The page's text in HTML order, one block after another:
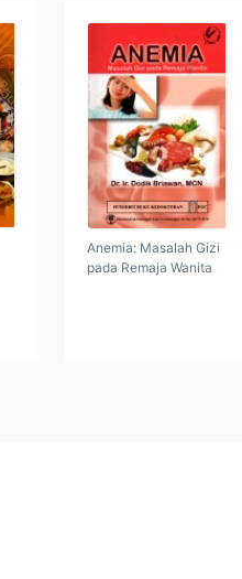
Anemia: Masalah Gizi
pada Remaja Wanita